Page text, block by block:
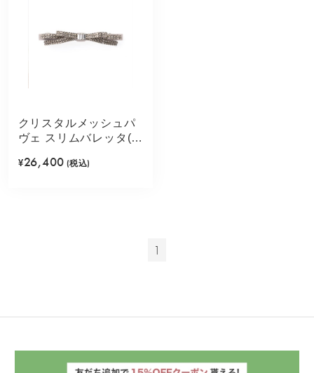
クリスタルメッシュパ
ヴェ スリムバレッタ(グ
¥26,400 (税込)
1